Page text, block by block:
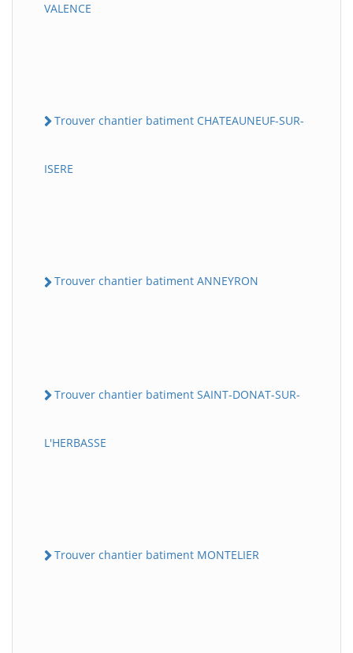
VALENCE
Trouver chantier batiment CHATEAUNEUF-SUR-
ISERE
Trouver chantier batiment ANNEYRON
Trouver chantier batiment SAINT-DONAT-SUR-
L'HERBASSE
Trouver chantier batiment MONTELIER